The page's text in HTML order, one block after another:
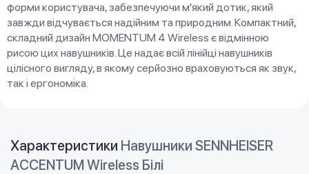
форми користувача, забезпечуючи м'який дотик, який
завжди відчувається надійним та природним. Компактний,
складний дизайн MOMENTUM 4 Wireless є відмінною
рисою цих навушників. Це надає всій лінійці навушників
цілісного вигляду, в якому серйозно враховуються як звук,
так і ергономіка.
Характеристики Навушники SENNHEISER
ACCENTUM Wireless Білі